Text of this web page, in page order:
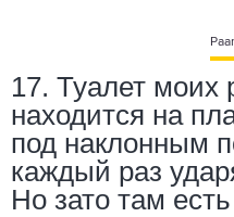
17. Туалет моих
находится на
под наклонным
каждый раз
Но зато там